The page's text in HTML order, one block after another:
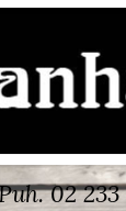
02 233